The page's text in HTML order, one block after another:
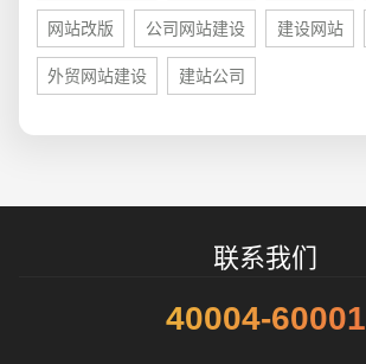
网站改版 公司网站建设 建设网站
外贸网站建设 建站公司
联系我们
40004-60001
招标项目